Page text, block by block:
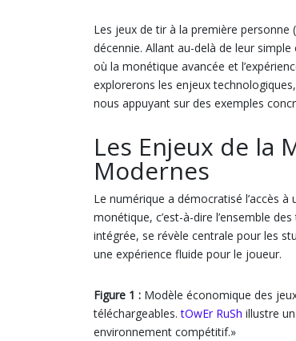
Les jeux de tir à la première
décennie. Allant au-delà de leur
où la monétique avancée et
explorerons les enjeux
nous appuyant sur des exemples
Les Enjeux de la
Modernes
Le numérique a démocratisé l’accès
monétique, c’est-à-dire l’ensemble
intégrée, se révèle centrale pour les
une expérience fluide pour le joueur.
Figure 1 : Modèle économique des
téléchargeables.tOwEr RuSh illustre
environnement compétitif.»